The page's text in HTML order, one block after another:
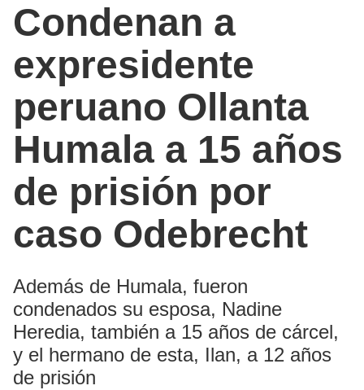
Condenan a
expresidente
peruano Ollanta
Humala a 15 años
de prisión por
caso Odebrecht
Además de Humala, fueron
condenados su esposa, Nadine
Heredia, también a 15 años de cárcel,
y el hermano de esta, Ilan, a 12 años
de prisión